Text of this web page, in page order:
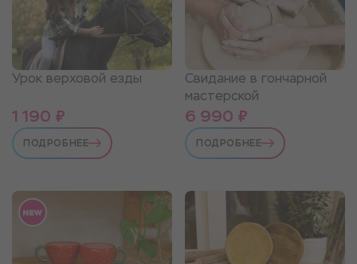
Урок верховой езды
1 190 ₽
ПОДРОБНЕЕ
Свидание в гончарной
мастерской
6 990 ₽
ПОДРОБНЕЕ